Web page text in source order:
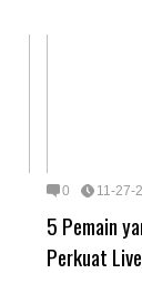
0 11-27-
5 Pemain
Perkuat